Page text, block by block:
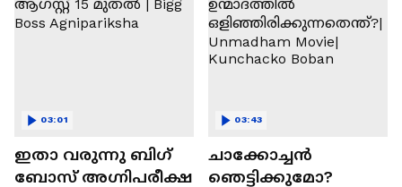
യിരുന്നില്ല'
Movie
ഇതാ വരുന്നു ബിഗ്
ബോസ് അഗ്നിപരീക്ഷ
03:01
ചാക്കോച്ചന്‍
ഞെട്ടിക്കുമോ?
03:43